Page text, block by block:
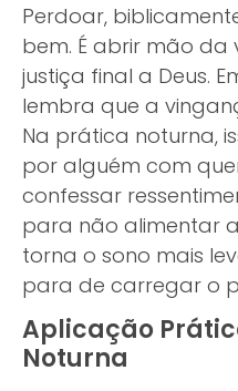
Perdoar,
bem. É abrir mão
justiça final a Deus.
lembra que a
Na prática noturna,
por alguém com
confessar
para não alimentar
torna o sono mais
para de carregar o
Aplicação
Noturna